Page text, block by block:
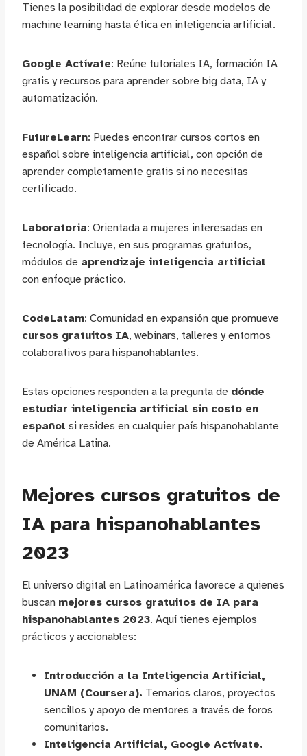
Tienes la posibilidad de explorar desde modelos de
machine learning hasta ética en inteligencia artificial.
Google Actívate: Reúne tutoriales IA, formación IA
gratis y recursos para aprender sobre big data, IA y
automatización.
FutureLearn: Puedes encontrar cursos cortos en
español sobre inteligencia artificial, con opción de
aprender completamente gratis si no necesitas
certificado.
Laboratoria: Orientada a mujeres interesadas en
tecnología. Incluye, en sus programas gratuitos,
módulos de aprendizaje inteligencia artificial
con enfoque práctico.
CodeLatam: Comunidad en expansión que promueve
cursos gratuitos IA, webinars, talleres y entornos
colaborativos para hispanohablantes.
Estas opciones responden a la pregunta de dónde
estudiar inteligencia artificial sin costo en
español si resides en cualquier país hispanohablante
de América Latina.
Mejores cursos gratuitos de
IA para hispanohablantes
2023
El universo digital en Latinoamérica favorece a quienes
buscan mejores cursos gratuitos de IA para
hispanohablantes 2023. Aquí tienes ejemplos
prácticos y accionables:
Introducción a la Inteligencia Artificial,
UNAM (Coursera). Temarios claros, proyectos
sencillos y apoyo de mentores a través de foros
comunitarios.
Inteligencia Artificial, Google Actívate.